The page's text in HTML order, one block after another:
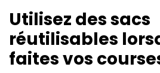
Utilisez des sacs
réutilisables
faites vos